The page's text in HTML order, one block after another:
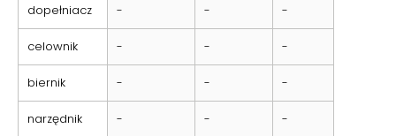
dopełniacz - - -
celownik - - -
biernik - - -
narzędnik - - -